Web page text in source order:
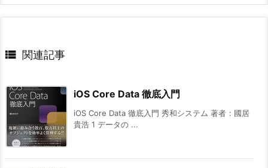
 関連記事
iOS Core Data 徹底入門
iOS Core Data 徹底入門 秀和システム 著者：國居
貴浩 1 データの ...